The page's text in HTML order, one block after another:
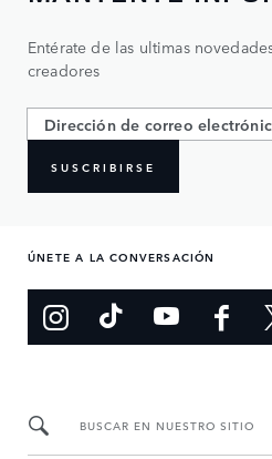
Entérate de las ultimas
creadores
SUSCRIBIRSE
ÚNETE A LA CONVERSACIÓN
BUSCAR EN NUESTRO SITIO